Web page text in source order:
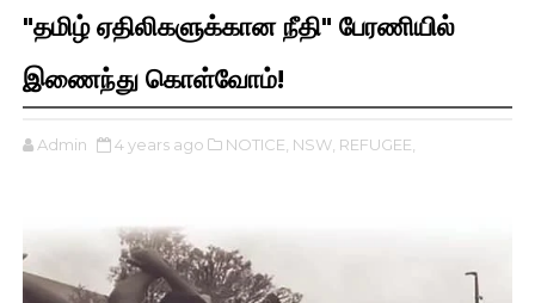
"தமிழ் ஏதிலிகளுக்கான நீதி" பேரணியில்
இணைந்து கொள்வோம்!
Admin 4 years ago NOTICE, NSW, REFUGEE,